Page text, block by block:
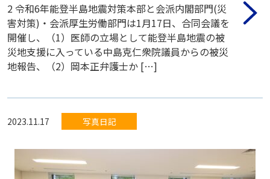
2 令和6年能登半島地震対策本部と会派内閣部門(災
害対策)・会派厚生労働部門は1月17日、合同会議を
開催し、（1）医師の立場として能登半島地震の被
災地支援に入っている中島克仁衆院議員からの被災
地報告、（2）岡本正弁護士か […]
2023.11.17 写真日記